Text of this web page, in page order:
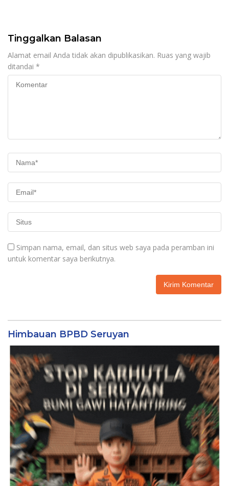
Tinggalkan Balasan
Alamat email Anda tidak akan dipublikasikan. Ruas yang wajib
ditandai *
Simpan nama, email, dan situs web saya pada peramban ini
untuk komentar saya berikutnya.
Himbauan BPBD Seruyan